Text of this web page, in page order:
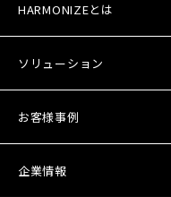
HARMONIZEとは
ソリューション
お客様事例
企業情報